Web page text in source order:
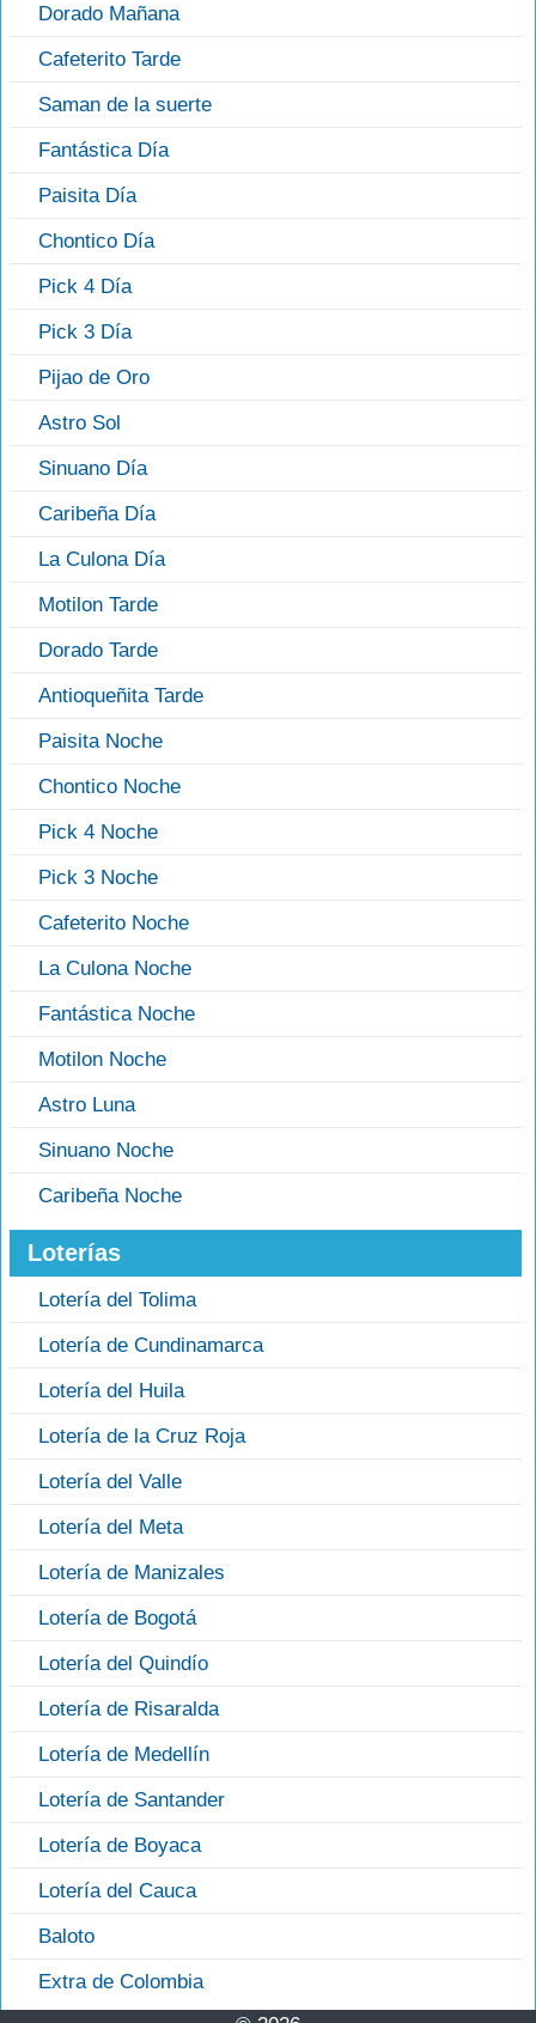
Dorado Mañana
Cafeterito Tarde
Saman de la suerte
Fantástica Día
Paisita Día
Chontico Día
Pick 4 Día
Pick 3 Día
Pijao de Oro
Astro Sol
Sinuano Día
Caribeña Día
La Culona Día
Motilon Tarde
Dorado Tarde
Antioqueñita Tarde
Paisita Noche
Chontico Noche
Pick 4 Noche
Pick 3 Noche
Cafeterito Noche
La Culona Noche
Fantástica Noche
Motilon Noche
Astro Luna
Sinuano Noche
Caribeña Noche
Loterías
Lotería del Tolima
Lotería de Cundinamarca
Lotería del Huila
Lotería de la Cruz Roja
Lotería del Valle
Lotería del Meta
Lotería de Manizales
Lotería de Bogotá
Lotería del Quindío
Lotería de Risaralda
Lotería de Medellín
Lotería de Santander
Lotería de Boyaca
Lotería del Cauca
Baloto
Extra de Colombia